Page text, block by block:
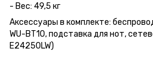
- Вес: 49,5 кг
Аксессуары в комплекте:
WU-BT10, подставка для нот,
E24250LW)